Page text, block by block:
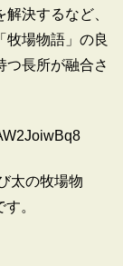
決するなど、
牧場物語」の良
つ長所が融合さ
太の牧場物
。